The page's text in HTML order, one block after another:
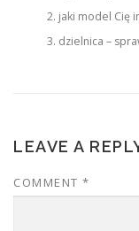
jaki model Cię
dzielnica –
LEAVE A
COMMENT *